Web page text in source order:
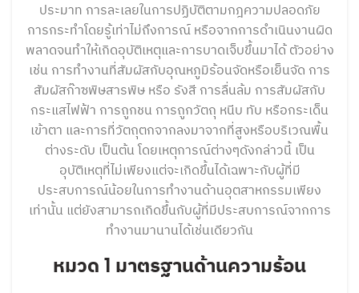
ประมาท การละเลยในการปฏิบัติตามกฎความปลอดภัย
การกระทำโดยรู้เท่าไม่ถึงการณ์ หรือจากการดำเนินงานผิด
พลาดจนทำให้เกิดอุบัติเหตุและการบาดเจ็บขึ้นมาได้ ตัวอย่าง
เช่น การทำงานที่สัมผัสกับอุณหภูมิร้อนจัดหรือเย็นจัด การ
สัมผัสก๊าซพิษสารพิษ หรือ รังสี การลื่นล้ม การสัมผัสกับ
กระแสไฟฟ้า การถูกชน การถูกวัตถุ หนีบ ทับ หรือกระเด็น
เข้าตา และการที่วัตถุตกจากลงมาจากที่สูงหรือบริเวณพื้น
ต่างระดับ เป็นต้น โดยเหตุการณ์ต่างๆดังกล่าวนี้ เป็น
อุบัติเหตุที่ไม่เพียงแต่จะเกิดขึ้นได้เฉพาะกับผู้ที่มี
ประสบการณ์น้อยในการทำงานด้านอุตสาหกรรมเพียง
เท่านั้น แต่ยังสามารถเกิดขึ้นกับผู้ที่มีประสบการณ์จากการ
ทำงานมานานได้เช่นเดียวกัน
หมวด 1 มาตรฐานด้านความร้อน